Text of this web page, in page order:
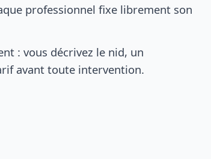
professionnel fixe librement son
: vous décrivez le nid, un
avant toute intervention.